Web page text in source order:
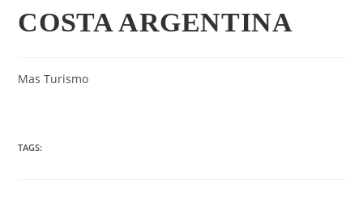
COSTA ARGENTINA
Mas Turismo
TAGS: